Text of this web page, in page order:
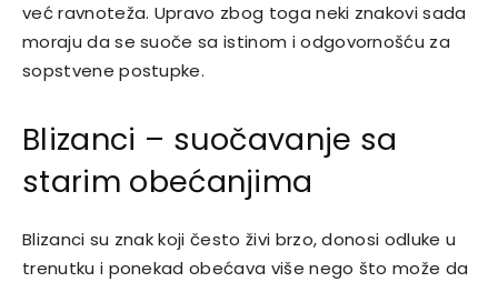
već ravnoteža. Upravo zbog toga neki znakovi sada
moraju da se suoče sa istinom i odgovornošću za
sopstvene postupke.
Blizanci – suočavanje sa
starim obećanjima
Blizanci su znak koji često živi brzo, donosi odluke u
trenutku i ponekad obećava više nego što može da